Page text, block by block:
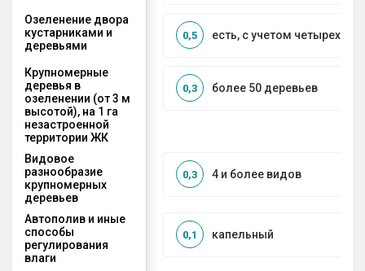
Озеленение двора
кустарниками и
деревьями
есть, с учетом четырех
0,5
Крупномерные
деревья в
озеленении (от 3 м
высотой), на 1 га
незастроенной
территории ЖК
более 50 деревьев
0,3
Видовое
разнообразие
крупномерных
деревьев
4 и более видов
0,3
Автополив и иные
способы
регулирования
влаги
капельный
0,1